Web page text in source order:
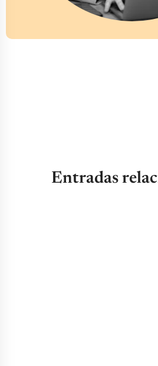
Entradas